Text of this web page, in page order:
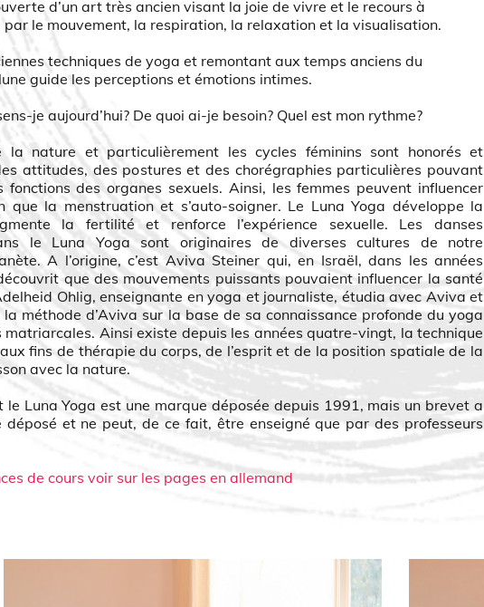
d’un art très ancien visant la joie de vivre et le recours à
par le mouvement, la respiration, la relaxation et la visualisation.
techniques de yoga et remontant aux temps anciens du
guide les perceptions et émotions intimes.
je aujourd’hui? De quoi ai-je besoin? Quel est mon rythme?
la nature et particulièrement les cycles féminins sont honorés et
attitudes, des postures et des chorégraphies particulières pouvant
fonctions des organes sexuels. Ainsi, les femmes peuvent influencer
que la menstruation et s’auto-soigner. Le Luna Yoga développe la
la fertilité et renforce l’expérience sexuelle. Les danses
le Luna Yoga sont originaires de diverses cultures de notre
A l’origine, c’est Aviva Steiner qui, en Israël, dans les années
que des mouvements puissants pouvaient influencer la santé
Ohlig, enseignante en yoga et journaliste, étudia avec Aviva et
méthode d’Aviva sur la base de sa connaissance profonde du yoga
matriarcales. Ainsi existe depuis les années quatre-vingt, la technique
fins de thérapie du corps, de l’esprit et de la position spatiale de la
avec la nature.
le Luna Yoga est une marque déposée depuis 1991, mais un brevet a
déposé et ne peut, de ce fait, être enseigné que par des professeurs
de cours voir sur les pages en allemand